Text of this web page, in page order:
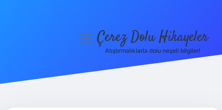
menüyüÇerez Dolu Hikayeler
Atıştırmalıklarla dolu neşeli bilgiler!